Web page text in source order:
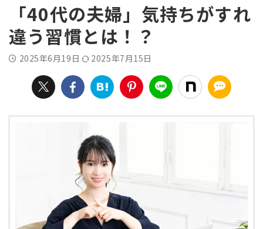
「40代の夫婦」気持ちがすれ
違う習慣とは！？
2025年6月19日 2025年7月15日